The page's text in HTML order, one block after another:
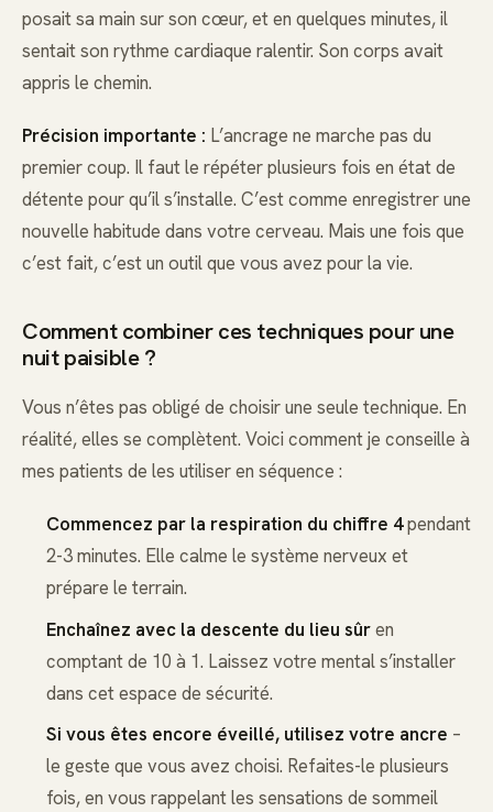
posait sa main sur son cœur, et en quelques minutes, il
sentait son rythme cardiaque ralentir. Son corps avait
appris le chemin.
Précision importante : L’ancrage ne marche pas du
premier coup. Il faut le répéter plusieurs fois en état de
détente pour qu’il s’installe. C’est comme enregistrer une
nouvelle habitude dans votre cerveau. Mais une fois que
c’est fait, c’est un outil que vous avez pour la vie.
Comment combiner ces techniques pour une
nuit paisible ?
Vous n’êtes pas obligé de choisir une seule technique. En
réalité, elles se complètent. Voici comment je conseille à
mes patients de les utiliser en séquence :
Commencez par la respiration du chiffre 4pendant
2-3 minutes. Elle calme le système nerveux et
prépare le terrain.
Enchaînez avec la descente du lieu sûren
comptant de 10 à 1. Laissez votre mental s’installer
dans cet espace de sécurité.
Si vous êtes encore éveillé, utilisez votre ancre –
le geste que vous avez choisi. Refaites-le plusieurs
fois, en vous rappelant les sensations de sommeil